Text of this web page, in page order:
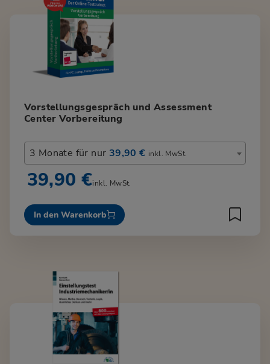
Vorstellungsgespräch und Assessment
Center Vorbereitung
3 Monate für nur 39,90 € inkl. MwSt.
39,90 €inkl. MwSt.
In den Warenkorb